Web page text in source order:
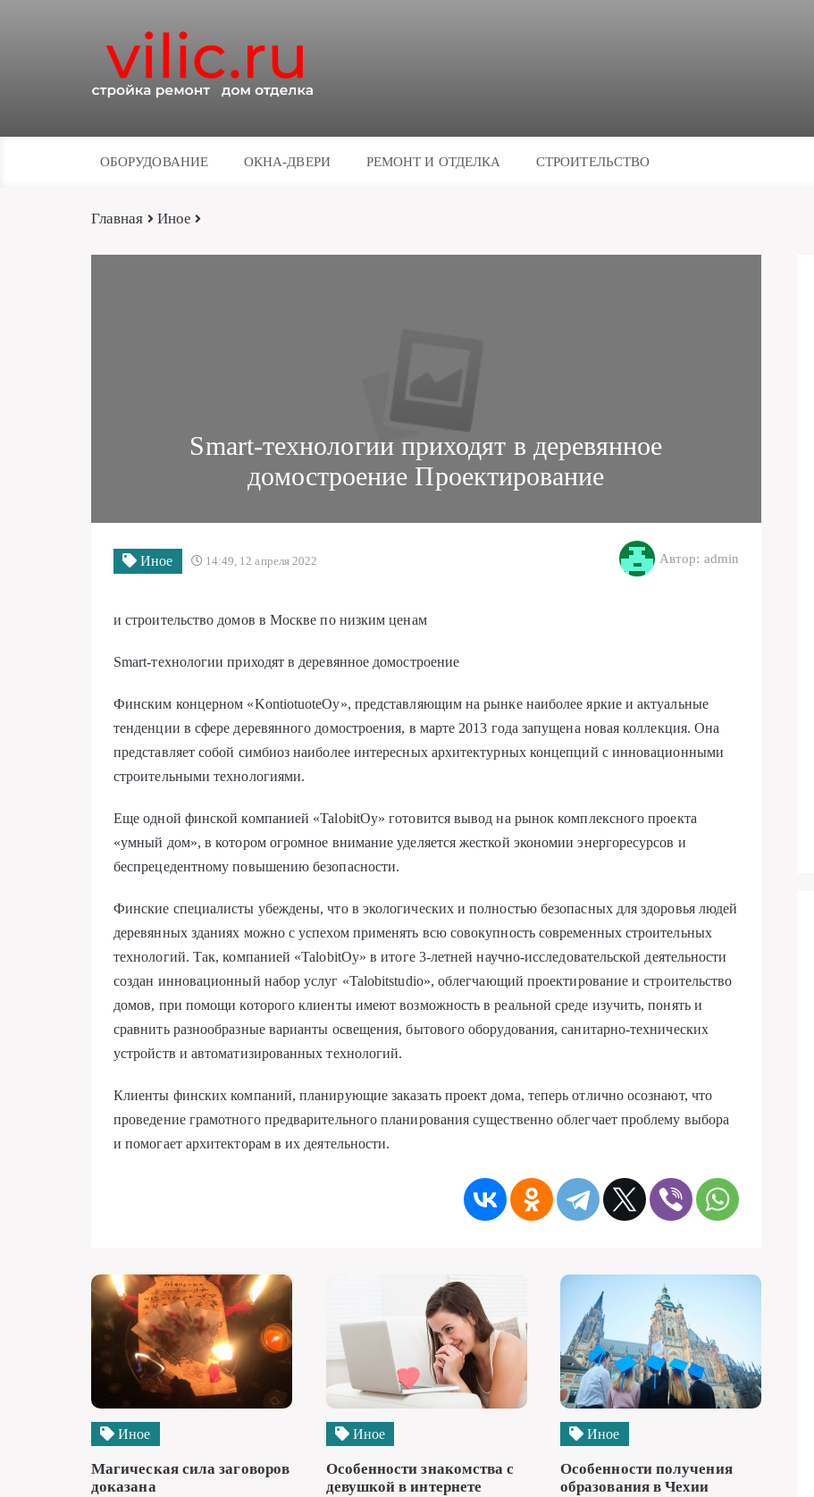
ОБОРУДОВАНИЕ ОКНА-ДВЕРИ РЕМОНТ И ОТДЕЛКА СТРОИТЕЛЬСТВО
Главная Иное
Smart-технологии приходят в деревянное
домостроение Проектирование
Иное 14:49, 12 апреля 2022 Автор: admin
и строительство домов в Москве по низким ценам
Smart-технологии приходят в деревянное домостроение
Финским концерном «KontiotuoteOy», представляющим на рынке наиболее яркие и актуальные
тенденции в сфере деревянного домостроения, в марте 2013 года запущена новая коллекция. Она
представляет собой симбиоз наиболее интересных архитектурных концепций с инновационными
строительными технологиями.
Еще одной финской компанией «TalobitOy» готовится вывод на рынок комплексного проекта
«умный дом», в котором огромное внимание уделяется жесткой экономии энергоресурсов и
беспрецедентному повышению безопасности.
Финские специалисты убеждены, что в экологических и полностью безопасных для здоровья людей
деревянных зданиях можно с успехом применять всю совокупность современных строительных
технологий. Так, компанией «TalobitOy» в итоге 3-летней научно-исследовательской деятельности
создан инновационный набор услуг «Talobitstudio», облегчающий проектирование и строительство
домов, при помощи которого клиенты имеют возможность в реальной среде изучить, понять и
сравнить разнообразные варианты освещения, бытового оборудования, санитарно-технических
устройств и автоматизированных технологий.
Клиенты финских компаний, планирующие заказать проект дома, теперь отлично осознают, что
проведение грамотного предварительного планирования существенно облегчает проблему выбора
и помогает архитекторам в их деятельности.
Иное
Магическая сила заговоров
доказана
Иное
Особенности знакомства с
девушкой в интернете
Иное
Особенности получения
образования в Чехии